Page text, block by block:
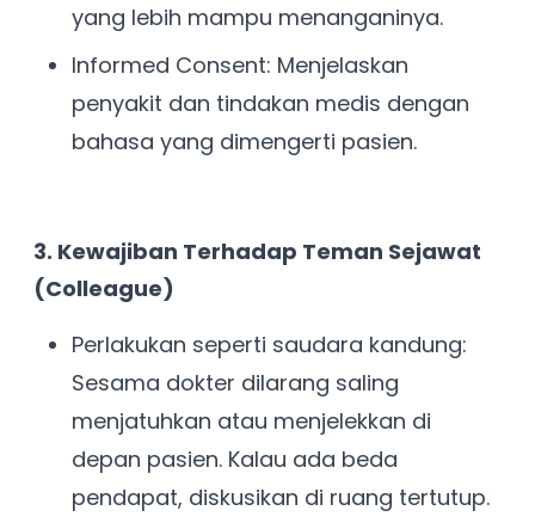
yang lebih mampu menanganinya.
Informed Consent: Menjelaskan
penyakit dan tindakan medis dengan
bahasa yang dimengerti pasien.
3. Kewajiban Terhadap Teman Sejawat
(Colleague)
Perlakukan seperti saudara kandung:
Sesama dokter dilarang saling
menjatuhkan atau menjelekkan di
depan pasien. Kalau ada beda
pendapat, diskusikan di ruang tertutup.